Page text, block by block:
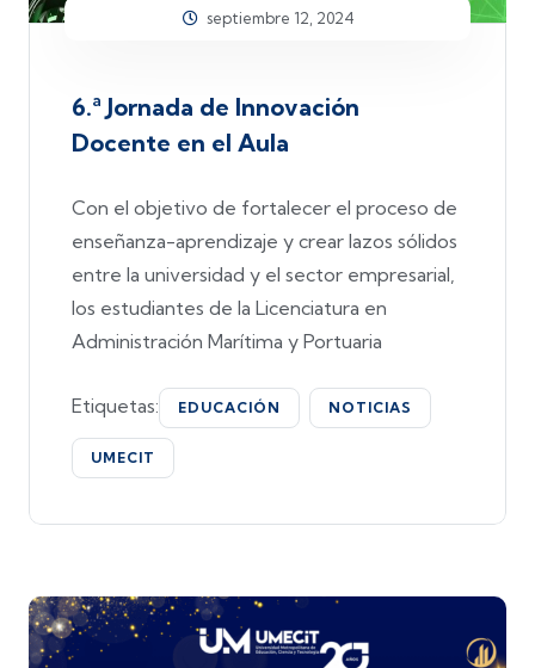
septiembre 12, 2024
6.ª Jornada de Innovación
Docente en el Aula
Con el objetivo de fortalecer el proceso de
enseñanza-aprendizaje y crear lazos sólidos
entre la universidad y el sector empresarial,
los estudiantes de la Licenciatura en
Administración Marítima y Portuaria
Etiquetas: EDUCACIÓN NOTICIAS
UMECIT